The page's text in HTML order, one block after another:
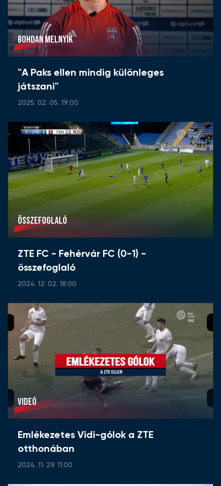
BOHDAN MELNYIK
"A Paks ellen mindig különleges
játszani"
2025. 02. 05. 19:00
ÖSSZEFOGLALÓ
ZTE FC - Fehérvár FC (0-1) -
összefoglaló
2024. 12. 02. 18:00
VIDEÓ
Emlékezetes Vidi-gólok a ZTE
otthonában
2024. 11. 29. 11:00